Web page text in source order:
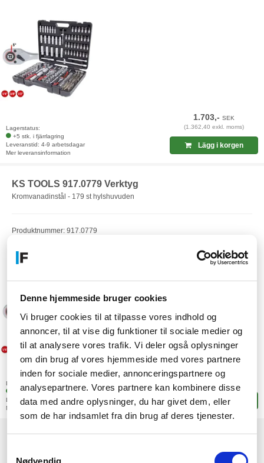
Denne hjemmeside bruger cookies
Vi bruger cookies til at tilpasse vores indhold og
annoncer, til at vise dig funktioner til sociale medier og
til at analysere vores trafik. Vi deler også oplysninger
om din brug af vores hjemmeside med vores partnere
inden for sociale medier, annonceringspartnere og
analysepartnere. Vores partnere kan kombinere disse
data med andre oplysninger, du har givet dem, eller
som de har indsamlet fra din brug af deres tjenester.
Nødvendig
Lagerstatus:
+5 stk. i fjärrlagring
Leveranstid: 4-9 arbetsdagar
Mer leveransinformation
1.703,-SEK
(1.362,40 exkl. moms)
Lägg i korgen
KS TOOLS 917.0779 Verktyg
Kromvanadinstål - 179 st hylshuvuden
Produktnummer: 917.0779
Artikelnummer: F23014476
Lagerstatus:
+5 stk. i fjärrlagring
Leveranstid: 4-9 arbetsdagar
Mer leveransinformation
1.772,-SEK
Lägg i korgen